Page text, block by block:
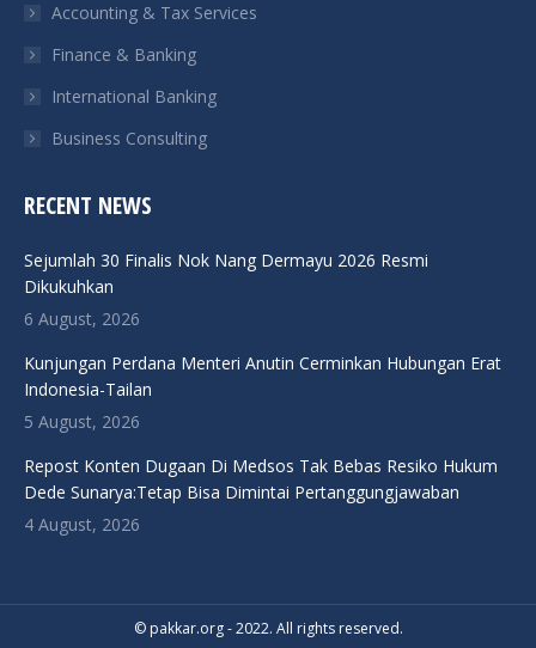
Accounting & Tax Services
Finance & Banking
International Banking
Business Consulting
RECENT NEWS
Sejumlah 30 Finalis Nok Nang Dermayu 2026 Resmi
Dikukuhkan
6 August, 2026
Kunjungan Perdana Menteri Anutin Cerminkan Hubungan Erat
Indonesia-Tailan
5 August, 2026
Repost Konten Dugaan Di Medsos Tak Bebas Resiko Hukum
Dede Sunarya:Tetap Bisa Dimintai Pertanggungjawaban
4 August, 2026
© pakkar.org - 2022. All rights reserved.